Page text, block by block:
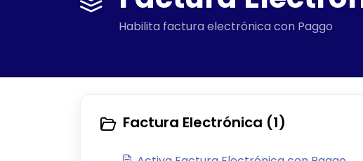
Habilita factura electrónica con Paggo
Factura Electrónica (1)